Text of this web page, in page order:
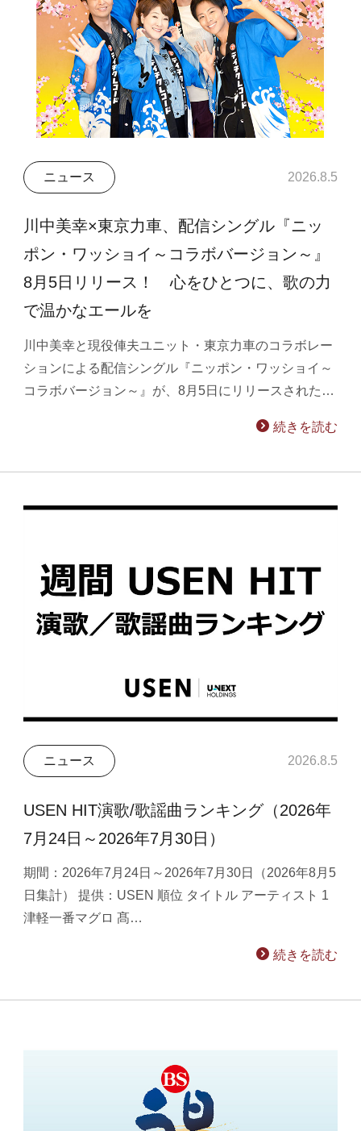
ニュース 2026.8.5
川中美幸×東京力車、配信シングル『ニッ
ポン・ワッショイ～コラボバージョン～』
8月5日リリース！ 心をひとつに、歌の力
で温かなエールを
川中美幸と現役俥夫ユニット・東京力車のコラボレー
ションによる配信シングル『ニッポン・ワッショイ～
コラボバージョン～』が、8月5日にリリースされた…
続きを読む
ニュース 2026.8.5
USEN HIT演歌/歌謡曲ランキング（2026年
7月24日～2026年7月30日）
期間：2026年7月24日～2026年7月30日（2026年8月5
日集計） 提供：USEN 順位 タイトル アーティスト 1
津軽一番マグロ 髙…
続きを読む